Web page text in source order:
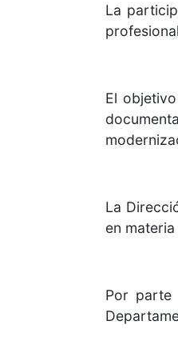
La
El
La
en
Por parte